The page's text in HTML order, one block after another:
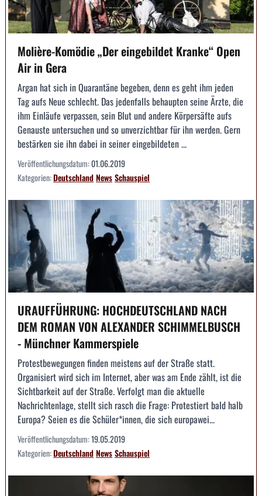
Molière-Komödie „Der eingebildet Kranke“ Open
Air in Gera
Argan hat sich in Quarantäne begeben, denn es geht ihm jeden
Tag aufs Neue schlecht. Das jedenfalls behaupten seine Ärzte, die
ihm Einläufe verpassen, sein Blut und andere Körpersäfte aufs
Genauste untersuchen und so unverzichtbar für ihn werden. Gern
bestärken sie ihn dabei in seiner eingebildeten ...
Veröffentlichungsdatum:01.06.2019
Kategorien:DeutschlandNewsSchauspiel
URAUFFÜHRUNG: HOCHDEUTSCHLAND NACH
DEM ROMAN VON ALEXANDER SCHIMMELBUSCH
- Münchner Kammerspiele
Protestbewegungen finden meistens auf der Straße statt.
Organisiert wird sich im Internet, aber was am Ende zählt, ist die
Sichtbarkeit auf der Straße. Verfolgt man die aktuelle
Nachrichtenlage, stellt sich rasch die Frage: Protestiert bald halb
Europa? Seien es die Schüler*innen, die sich europawei...
Veröffentlichungsdatum:19.05.2019
Kategorien:DeutschlandNewsSchauspiel